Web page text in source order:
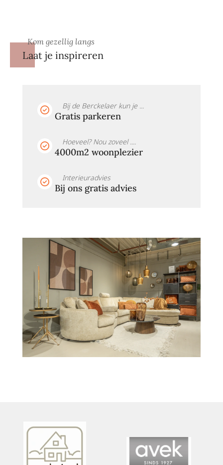
Kom gezellig langs
Laat je inspireren
Bij de Berckelaer kun je ...
Gratis parkeren
Hoeveel? Nou zoveel ....
4000m2 woonplezier
Interieuradvies
Bij ons gratis advies